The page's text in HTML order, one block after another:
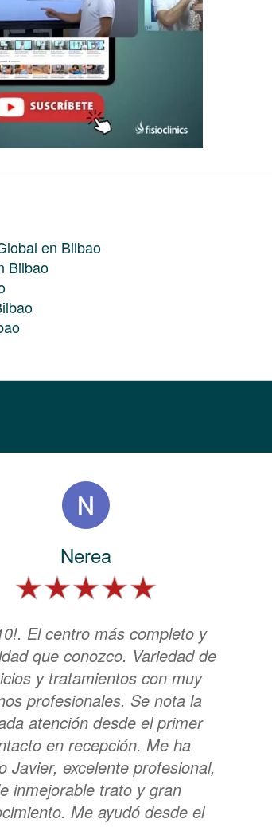
en Bilbao
Bilbao
Nerea
El centro más completo y
que conozco. Variedad de
y tratamientos con muy
profesionales. Se nota la
atención desde el primer
en recepción. Me ha
Javier, excelente profesional,
inmejorable trato y gran
Me ayudó desde el